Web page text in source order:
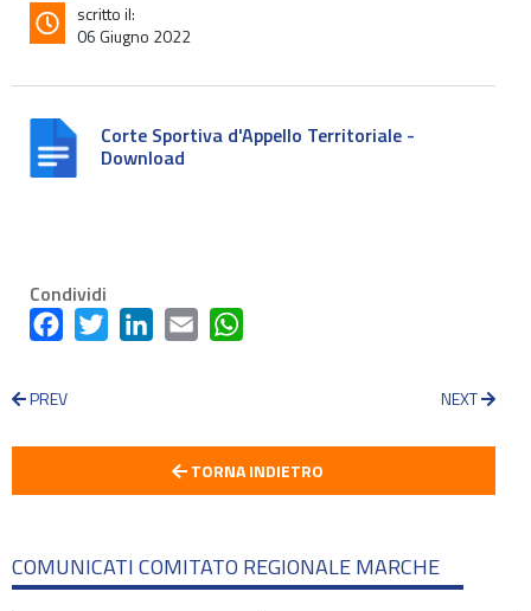
scritto il:
06 Giugno 2022
Corte Sportiva d'Appello Territoriale -
Download
Condividi
FacebookTwitter LinkedInEmail
PREV NEXT
TORNA INDIETRO
COMUNICATI COMITATO REGIONALE MARCHE